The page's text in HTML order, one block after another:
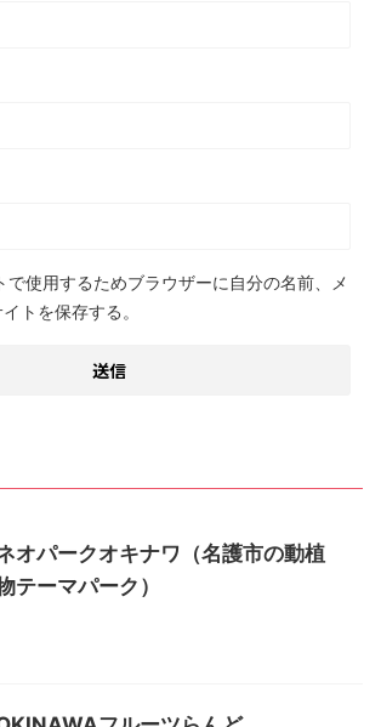
で使用するためブラウザーに自分の名前、メ
トを保存する。
オパークオキナワ（名護市の動植
テーマパーク）